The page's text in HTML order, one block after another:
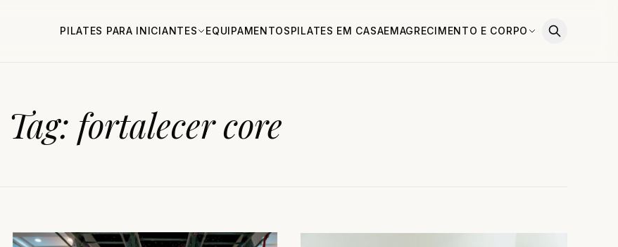
PILATES PARA INICIANTES EQUIPAMENTOSPILATES EM CASAEMAGRECIMENTO E CORPO
Tag: fortalecer core